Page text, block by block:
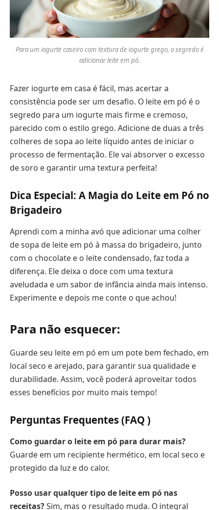
Para um iogurte caseiro com textura de iogurte grego, o segredo é
adicionar leite em pó.
Fazer iogurte em casa é fácil, mas acertar a
consistência pode ser um desafio. O leite em pó é o
segredo para um iogurte mais firme e cremoso,
parecido com o estilo grego. Adicione de duas a três
colheres de sopa ao leite líquido antes de iniciar o
processo de fermentação. Ele vai absorver o excesso
de soro e garantir uma textura perfeita!
Dica Especial: A Magia do Leite em Pó no
Brigadeiro
Aprendi com a minha avó que adicionar uma colher
de sopa de leite em pó à massa do brigadeiro, junto
com o chocolate e o leite condensado, faz toda a
diferença. Ele deixa o doce com uma textura
aveludada e um sabor de infância ainda mais intenso.
Experimente e depois me conte o que achou!
Para não esquecer:
Guarde seu leite em pó em um pote bem fechado, em
local seco e arejado, para garantir sua qualidade e
durabilidade. Assim, você poderá aproveitar todos
esses benefícios por muito mais tempo!
Perguntas Frequentes (FAQ )
Como guardar o leite em pó para durar mais?
Guarde em um recipiente hermético, em local seco e
protegido da luz e do calor.
Posso usar qualquer tipo de leite em pó nas
receitas?Sim, mas o resultado muda. O integral